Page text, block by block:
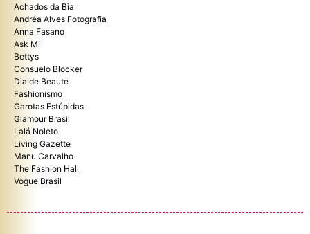
Achados da Bia
Andréa Alves Fotografia
Anna Fasano
Ask Mi
Bettys
Consuelo Blocker
Dia de Beaute
Fashionismo
Garotas Estúpidas
Glamour Brasil
Lalá Noleto
Living Gazette
Manu Carvalho
The Fashion Hall
Vogue Brasil